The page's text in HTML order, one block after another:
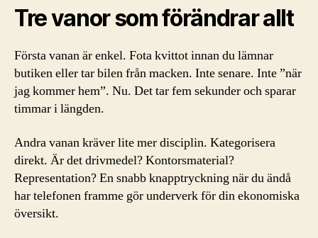
Tre vanor som förändrar allt
Första vanan är enkel. Fota kvittot innan du lämnar
butiken eller tar bilen från macken. Inte senare. Inte ”när
jag kommer hem”. Nu. Det tar fem sekunder och sparar
timmar i längden.
Andra vanan kräver lite mer disciplin. Kategorisera
direkt. Är det drivmedel? Kontorsmaterial?
Representation? En snabb knapptryckning när du ändå
har telefonen framme gör underverk för din ekonomiska
översikt.